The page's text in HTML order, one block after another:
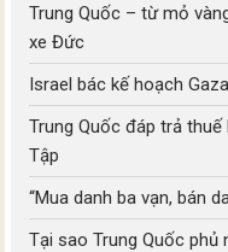
Trung Quốc – từ mỏ
xe Đức
Israel bác kế hoạch
Trung Quốc đáp trả
Tập
“Mua danh ba vạn, bán
Tại sao Trung Quốc